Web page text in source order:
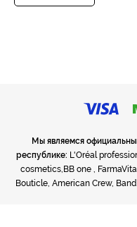
Мы являемся
республике: L'Oréal
cosmetics,BB one ,
Bouticle, American Crew,